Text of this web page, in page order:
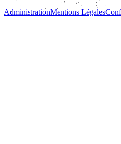
AdministrationMentions Légales